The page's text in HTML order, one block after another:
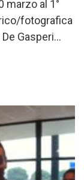
marzo al 1°
fotografica
Gasperi